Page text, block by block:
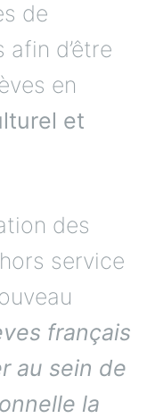
de
afin d’être
en
et
des
service
français
au sein de
la